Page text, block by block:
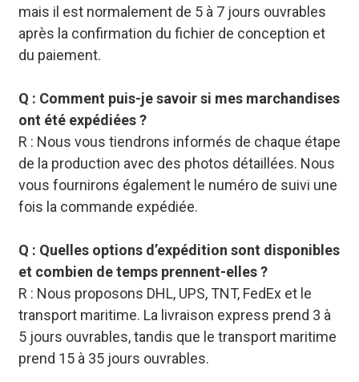
mais il est normalement de 5 à 7 jours ouvrables
après la confirmation du fichier de conception et
du paiement.
Q : Comment puis-je savoir si mes marchandises
ont été expédiées ?
R : Nous vous tiendrons informés de chaque étape
de la production avec des photos détaillées. Nous
vous fournirons également le numéro de suivi une
fois la commande expédiée.
Q : Quelles options d’expédition sont disponibles
et combien de temps prennent-elles ?
R : Nous proposons DHL, UPS, TNT, FedEx et le
transport maritime. La livraison express prend 3 à
5 jours ouvrables, tandis que le transport maritime
prend 15 à 35 jours ouvrables.